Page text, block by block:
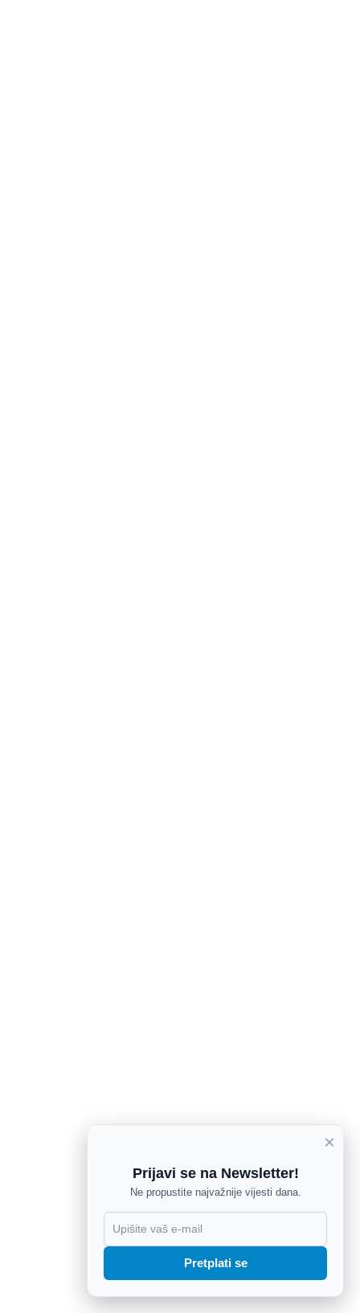
×
Prijavi se na Newsletter!
Ne propustite najvažnije vijesti dana.
Pretplati se